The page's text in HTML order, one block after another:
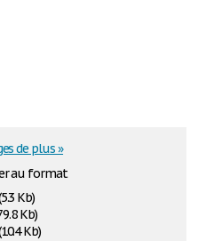
au format
Kb)
Kb)
Kb)
de plus »